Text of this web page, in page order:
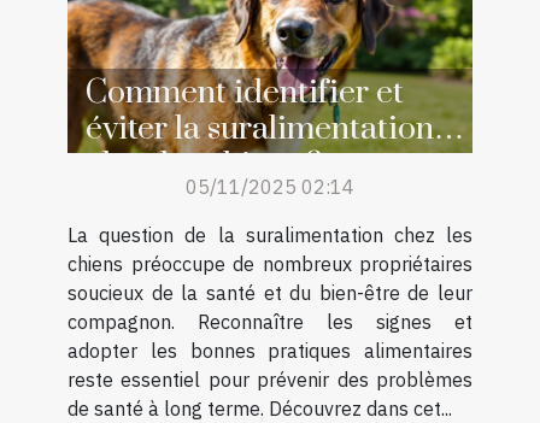
Comment identifier et
éviter la suralimentation
chez les chiens ?
05/11/2025 02:14
La question de la suralimentation chez les
chiens préoccupe de nombreux propriétaires
soucieux de la santé et du bien-être de leur
compagnon. Reconnaître les signes et
adopter les bonnes pratiques alimentaires
reste essentiel pour prévenir des problèmes
de santé à long terme. Découvrez dans cet...